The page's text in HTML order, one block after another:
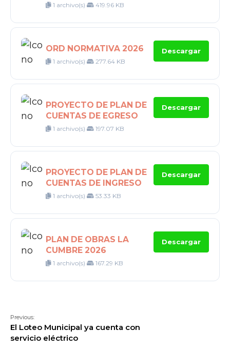
1 archivo(s) 419.96 KB
ORD NORMATIVA 2026
1 archivo(s) 277.64 KB
Descargar
PROYECTO DE PLAN DE
CUENTAS DE EGRESO
1 archivo(s) 197.07 KB
Descargar
PROYECTO DE PLAN DE
CUENTAS DE INGRESO
1 archivo(s) 53.33 KB
Descargar
PLAN DE OBRAS LA
CUMBRE 2026
1 archivo(s) 167.29 KB
Descargar
Previous:
El Loteo Municipal ya cuenta con
servicio eléctrico